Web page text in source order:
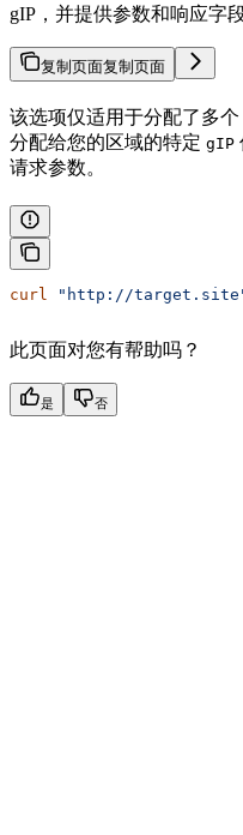
gIP，并提供参数和响应字
复制页面复制页面
该选项仅适用于分配了多
分配给您的区域的特定 gIP
请求参数。
curl "http://
此页面对您有帮助吗？
是 否